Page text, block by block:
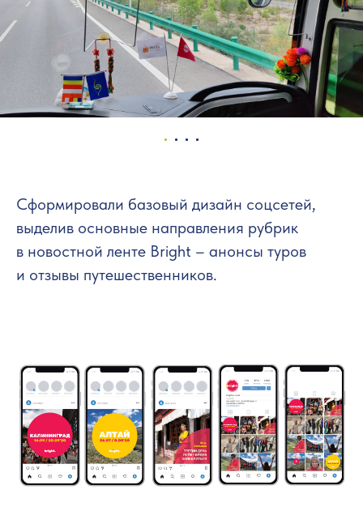
Сформировали базовый дизайн соцсетей,
выделив основные направления рубрик
в новостной ленте Bright – анонсы туров
и отзывы путешественников.